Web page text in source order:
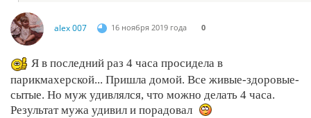
alex 007 16 ноября 2019 года 0
Я в последний раз 4 часа просидела в
парикмахерской... Пришла домой. Все живые-здоровые-
сытые. Но муж удивлялся, что можно делать 4 часа.
Результат мужа удивил и порадовал